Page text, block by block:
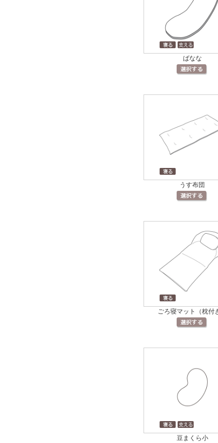
ばなな
うす布団
ごろ寝マット（枕付
豆まくら小